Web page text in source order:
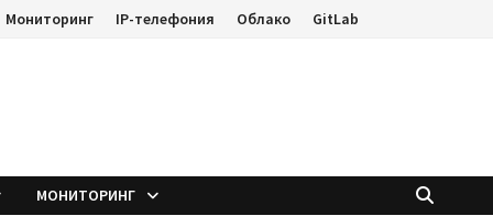
Мониторинг IP-телефония Облако GitLab
МОНИТОРИНГ